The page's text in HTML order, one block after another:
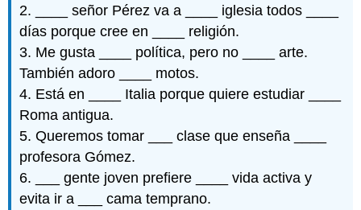
2. ____ señor Pérez va a ____ iglesia todos ____
días porque cree en ____ religión.
3. Me gusta ____ política, pero no ____ arte.
También adoro ____ motos.
4. Está en ____ Italia porque quiere estudiar ____
Roma antigua.
5. Queremos tomar ___ clase que enseña ____
profesora Gómez.
6. ___ gente joven prefiere ____ vida activa y
evita ir a ___ cama temprano.